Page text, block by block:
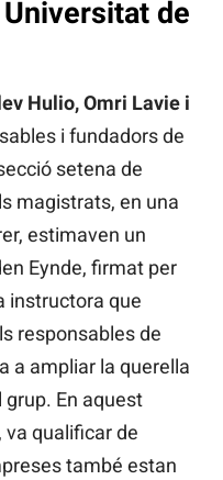
de
Hulio, Omri Lavie i
i fundadors de
setena de
magistrats, en una
estimaven un
Eynde, firmat per
instructora que
responsables de
a ampliar la querella
En aquest
va qualificar de
també estan